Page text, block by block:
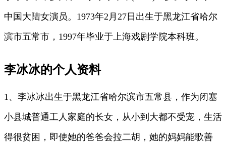
中国大陆女演员。1973年2月27日出生于黑龙江省哈尔
滨市五常市，1997年毕业于上海戏剧学院本科班。
李冰冰的个人资料
1、李冰冰出生于黑龙江省哈尔滨市五常县，作为闭塞
小县城普通工人家庭的长女，从小到大都不受宠，生活
得很贫困，即使她的爸爸会拉二胡，她的妈妈能歌善